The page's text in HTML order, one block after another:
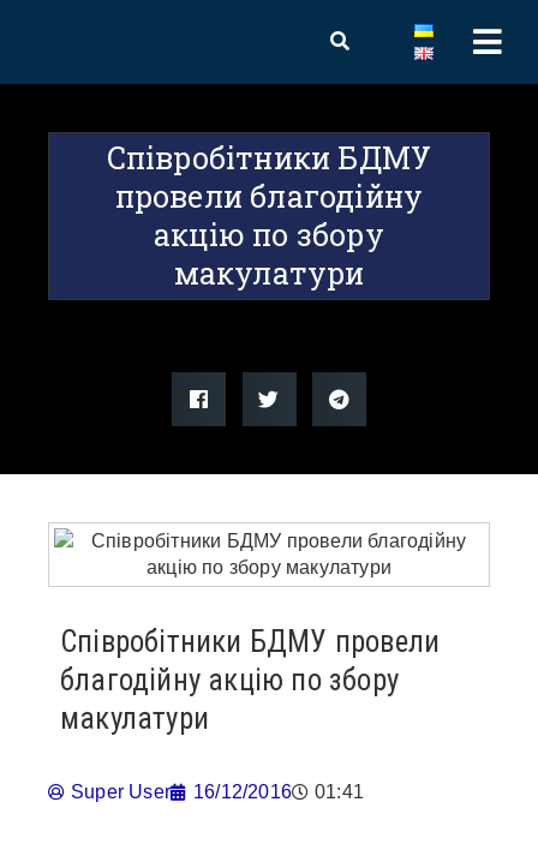
Співробітники БДМУ
провели благодійну
акцію по збору
макулатури
Співробітники БДМУ провели
благодійну акцію по збору
макулатури
Super User 16/12/2016 01:41